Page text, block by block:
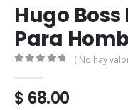
Hugo
Para
( No hay
$ 68.00